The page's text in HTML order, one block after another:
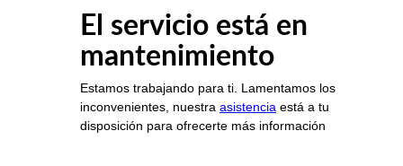
El servicio está en
mantenimiento
Estamos trabajando para ti. Lamentamos los
inconvenientes, nuestra asistencia está a tu
disposición para ofrecerte más información